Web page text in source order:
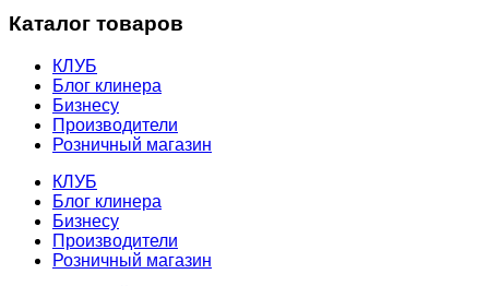
Каталог товаров
КЛУБ
Блог клинера
Бизнесу
Производители
Розничный магазин
КЛУБ
Блог клинера
Бизнесу
Производители
Розничный магазин